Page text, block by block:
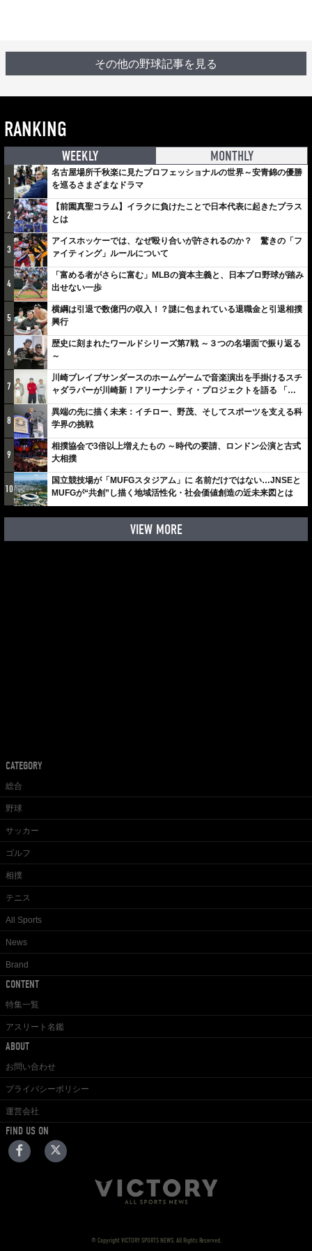
その他の野球記事を見る
RANKING
WEEKLY MONTHLY
1
名古屋場所千秋楽に見たプロフェッショナルの世界～安青錦の優勝
を巡るさまざまなドラマ
2
【前園真聖コラム】イラクに負けたことで日本代表に起きたプラス
とは
3
アイスホッケーでは、なぜ殴り合いが許されるのか？ 驚きの「フ
ァイティング」ルールについて
4
「富める者がさらに富む」MLBの資本主義と、日本プロ野球が踏み
出せない一歩
5
横綱は引退で数億円の収入！？謎に包まれている退職金と引退相撲
興行
6
歴史に刻まれたワールドシリーズ第7戦 ～３つの名場面で振り返る
～
7
川崎ブレイブサンダースのホームゲームで音楽演出を手掛けるスチ
ャダラパーが川崎新！アリーナシティ・プロジェクトを語る 「楽
しみでしかないでしょ。川崎は、ずっと成長曲線だから」
8
異端の先に描く未来：イチロー、野茂、そしてスポーツを支える科
学界の挑戦
9
相撲協会で3倍以上増えたもの ～時代の要請、ロンドン公演と古式
大相撲
10
国立競技場が「MUFGスタジアム」に 名前だけではない…JNSEと
MUFGが“共創”し描く地域活性化・社会価値創造の近未来図とは
VIEW MORE
CATEGORY
総合
野球
サッカー
ゴルフ
相撲
テニス
All Sports
News
Brand
CONTENT
特集一覧
アスリート名鑑
ABOUT
お問い合わせ
プライバシーポリシー
運営会社
FIND US ON
© Copyright VICTORY SPORTS NEWS. All Rights Reserved.